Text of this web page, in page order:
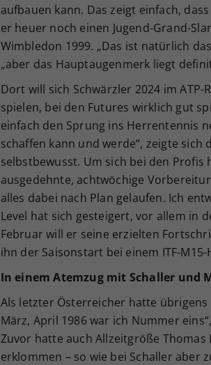
aufbauen kann. Das zeigt einfach,
er heuer noch einen Jugend-Grand-
Wimbledon 1999. „Das ist natürlich
„aber das Hauptaugenmerk liegt
Dort will sich Schwärzler 2024 im
spielen, bei den Futures wirklich gut
einfach den Sprung ins Herrentennis
schaffen kann und werde“, zeigte
selbstbewusst. Um sich bei den
ausgedehnte, achtwöchige
alles dabei nach Plan gelaufen. Ich
Level hat sich gesteigert, vor allem in
Februar will er seine erzielten
ihn der Saisonstart bei einem ITF-
In einem Atemzug mit Schaller und
Als letzter Österreicher hatte
März, April 1986 war ich Nummer
Zuvor hatte auch Allzeitgröße
erklommen – so wie bei Schaller aber